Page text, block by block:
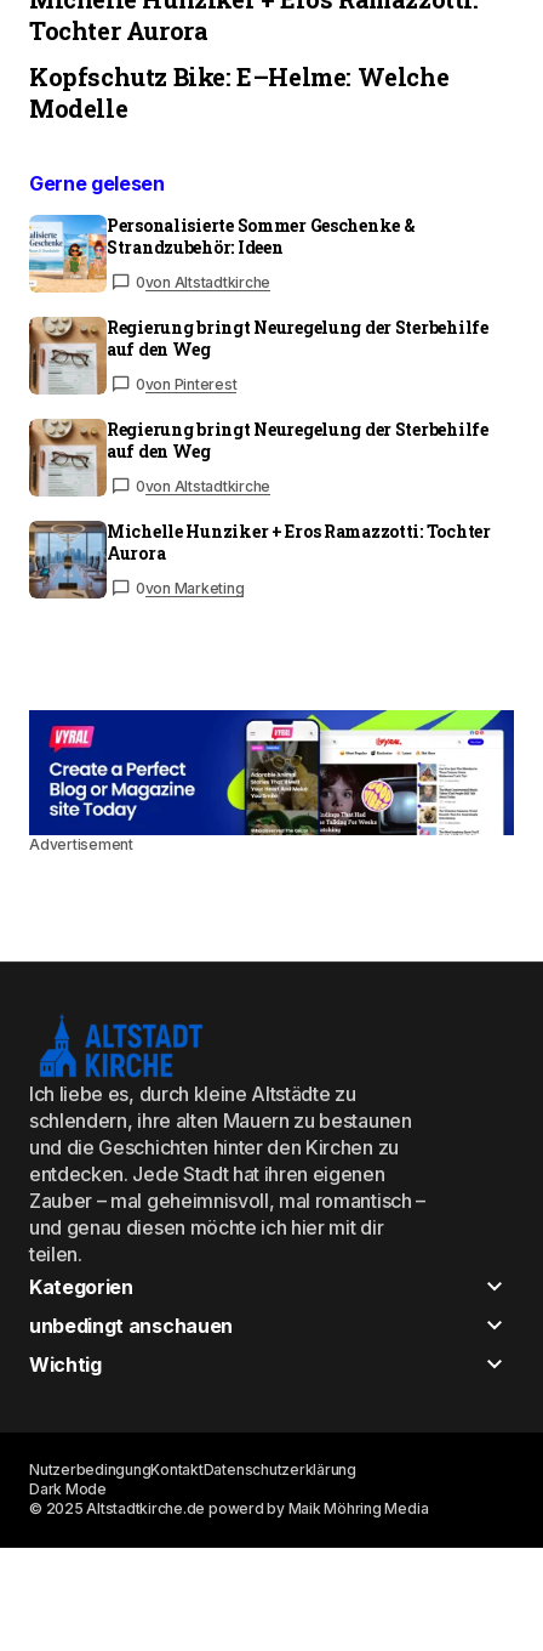
Tochter Aurora
Kopfschutz Bike: E–Helme: Welche
Modelle
Gerne gelesen
Personalisierte Sommer Geschenke &
Strandzubehör: Ideen
0von Altstadtkirche
Regierung bringt Neuregelung der Sterbehilfe
auf den Weg
0von Pinterest
Regierung bringt Neuregelung der Sterbehilfe
auf den Weg
0von Altstadtkirche
Michelle Hunziker + Eros Ramazzotti: Tochter
Aurora
0von Marketing
Advertisement
Ich liebe es, durch kleine Altstädte zu
schlendern, ihre alten Mauern zu bestaunen
und die Geschichten hinter den Kirchen zu
entdecken. Jede Stadt hat ihren eigenen
Zauber – mal geheimnisvoll, mal romantisch –
und genau diesen möchte ich hier mit dir
teilen.
Kategorien
unbedingt anschauen
Wichtig
© 2025 Altstadtkirche.de powerd by Maik Möhring Media
NutzerbedingungKontaktDatenschutzerklärung
Dark Mode